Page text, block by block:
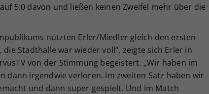
5:0 davon und ließen keinen Zweifel mehr über die
nützten Erler/Miedler gleich den ersten
Stadthalle war wieder voll“, zeigte sich Erler in
von der Stimmung begeistert. „Wir haben im
dann irgendwie verloren. Im zweiten Satz haben wir
und dann super gespielt. Und im Match